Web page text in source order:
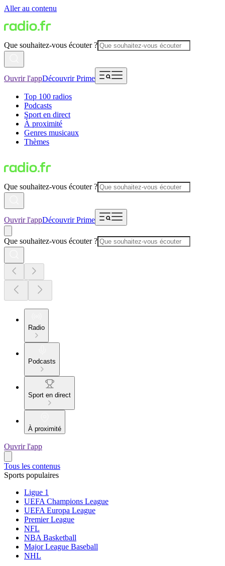
Aller au contenu
Que souhaitez-vous écouter ?
Ouvrir l'appDécouvrir Prime
Top 100 radios
Podcasts
Sport en direct
À proximité
Genres musicaux
Thèmes
Que souhaitez-vous écouter ?
Ouvrir l'appDécouvrir Prime
Que souhaitez-vous écouter ?
Radio
Podcasts
Sport en direct
À proximité
Ouvrir l'app
Tous les contenus
Sports populaires
Ligue 1
UEFA Champions League
UEFA Europa League
Premier League
NFL
NBA Basketball
Major League Baseball
NHL